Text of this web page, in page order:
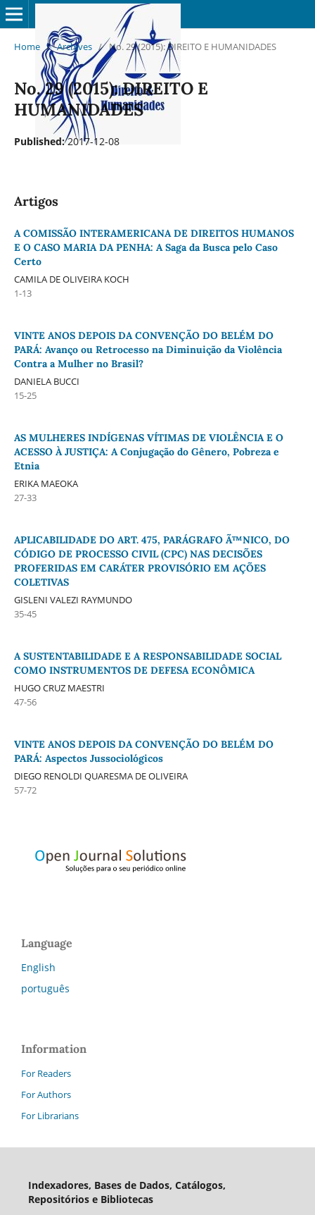
Home / Archives / No. 29 (2015): DIREITO E HUMANIDADES
No. 29 (2015): DIREITO E
HUMANIDADES
Published:2017-12-08
Artigos
A COMISSÃO INTERAMERICANA DE DIREITOS HUMANOS
E O CASO MARIA DA PENHA: A Saga da Busca pelo Caso
Certo
CAMILA DE OLIVEIRA KOCH
1-13
VINTE ANOS DEPOIS DA CONVENÇÃO DO BELÉM DO
PARÁ: Avanço ou Retrocesso na Diminuição da Violência
Contra a Mulher no Brasil?
DANIELA BUCCI
15-25
AS MULHERES INDÍGENAS VÍTIMAS DE VIOLÊNCIA E O
ACESSO À JUSTIÇA: A Conjugação do Gênero, Pobreza e
Etnia
ERIKA MAEOKA
27-33
APLICABILIDADE DO ART. 475, PARÁGRAFO Ã™NICO, DO
CÓDIGO DE PROCESSO CIVIL (CPC) NAS DECISÕES
PROFERIDAS EM CARÁTER PROVISÓRIO EM AÇÕES
COLETIVAS
GISLENI VALEZI RAYMUNDO
35-45
A SUSTENTABILIDADE E A RESPONSABILIDADE SOCIAL
COMO INSTRUMENTOS DE DEFESA ECONÔMICA
HUGO CRUZ MAESTRI
47-56
VINTE ANOS DEPOIS DA CONVENÇÃO DO BELÉM DO
PARÁ: Aspectos Jussociológicos
DIEGO RENOLDI QUARESMA DE OLIVEIRA
57-72
Language
English
português
Information
For Readers
For Authors
For Librarians
Indexadores, Bases de Dados, Catálogos,
Repositórios e Bibliotecas